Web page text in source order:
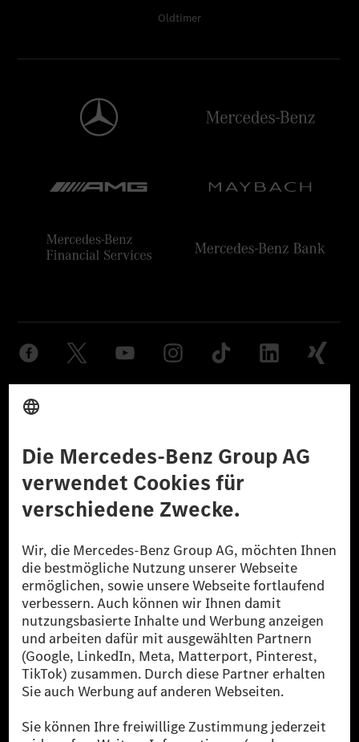
Oldtimer
© 2026 Mercedes-Benz Group AG. Alle Rechte vorbehalten.
reduzierte CO₂-Emissionen bei der Mercedes-Benz Group durch
zertifizierte Ausgleichsprojekte kompensiert werden.
[2] Renewable Charging ist ein integraler Bestandteil von MB.CHARGE
Public in Europa, den USA, Kanada und China. Sofern an der jeweiligen
Ladestation noch kein Strom aus erneuerbaren Energien vorliegt,
verwendet Renewable Charging Grünstromzertifikate*. Diese stellen
sicher, dass für Ladevorgänge über MB.CHARGE Public eine äquivalente
Strommenge aus erneuerbaren Energien ins Stromnetz eingespeist wird.
Sie stammen ausschließlich aus Wind- und Solarkraftanlagen, die jünger
als sechs Jahre sind.
* Inkl. EKOenergy Ökolabel
* Die angegebenen Werte wurden nach dem vorgeschriebenen
Messverfahren WLTP (Worldwide harmonised Light vehicles Test